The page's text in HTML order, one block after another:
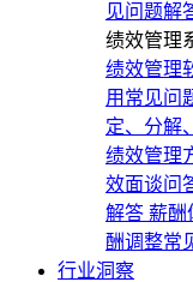
见问题解
绩效管理
绩效管理
用常见问
定、分解
绩效管理
效面谈问
解答 薪酬
酬调整常
行业洞察